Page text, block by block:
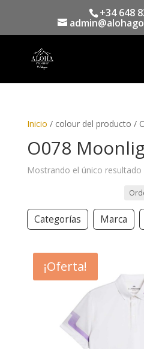
+34 648
productos
Inicio / colour del producto /
O078
Mostrando el único resultado
Categorías Marca
¡Oferta!